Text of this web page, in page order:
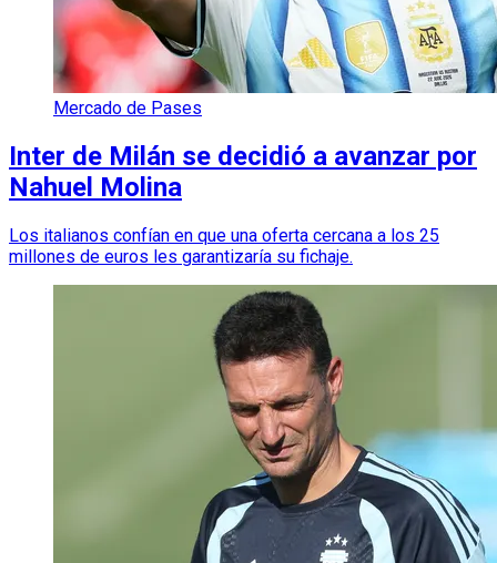
Mercado de Pases
Inter de Milán se decidió a avanzar por
Nahuel Molina
Los italianos confían en que una oferta cercana a los 25
millones de euros les garantizaría su fichaje.